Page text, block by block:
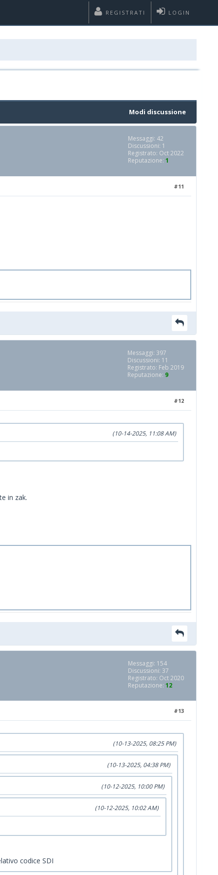
LOGIN
REGISTRATI
Modi discussione
Messaggi: 42
Discussioni: 1
Registrato: Oct 2022
Reputazione: 1
#11
Messaggi: 397
Discussioni: 11
Registrato: Feb 2019
Reputazione: 9
#12
(10-14-2025, 11:08 AM)
in zak.
Messaggi: 154
Discussioni: 37
Registrato: Oct 2020
Reputazione: 12
#13
(10-13-2025, 08:25 PM)
(10-13-2025, 04:38 PM)
(10-12-2025, 10:00 PM)
(10-12-2025, 10:02 AM)
codice SDI